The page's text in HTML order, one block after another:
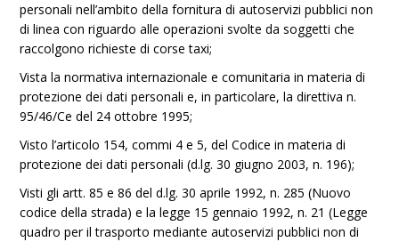
personali nell’ambito della fornitura di autoservizi pubblici non
di linea con riguardo alle operazioni svolte da soggetti che
raccolgono richieste di corse taxi;
Vista la normativa internazionale e comunitaria in materia di
protezione dei dati personali e, in particolare, la direttiva n.
95/46/Ce del 24 ottobre 1995;
Visto l’articolo 154, commi 4 e 5, del Codice in materia di
protezione dei dati personali (d.lg. 30 giugno 2003, n. 196);
Visti gli artt. 85 e 86 del d.lg. 30 aprile 1992, n. 285 (Nuovo
codice della strada) e la legge 15 gennaio 1992, n. 21 (Legge
quadro per il trasporto mediante autoservizi pubblici non di